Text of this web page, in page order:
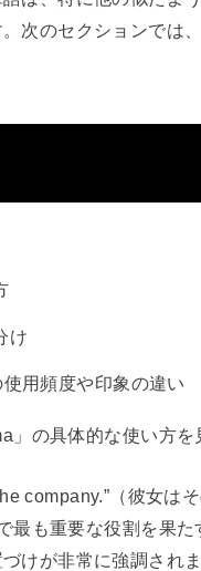
次のセクションでは
け
用頻度や印象の違い
の具体的な使い方を
company.”（彼女は
最も重要な役割を果
けが非常に強調されま